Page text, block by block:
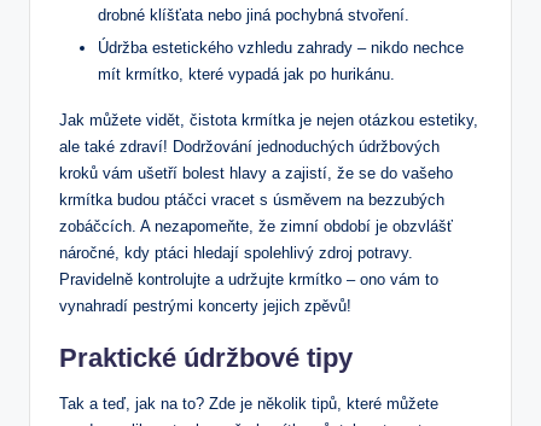
drobné klíšťata nebo jiná pochybná stvoření.
Údržba estetického vzhledu zahrady – nikdo nechce
mít krmítko, které vypadá jak po hurikánu.
Jak můžete vidět, čistota krmítka je nejen otázkou estetiky,
ale také zdraví! Dodržování jednoduchých údržbových
kroků vám ušetří bolest hlavy a zajistí, že se do vašeho
krmítka budou ptáčci vracet s úsměvem na bezzubých
zobáčcích. A nezapomeňte, že zimní období je obzvlášť
náročné, kdy ptáci hledají spolehlivý zdroj potravy.
Pravidelně kontrolujte a udržujte krmítko – ono vám to
vynahradí pestrými koncerty jejich zpěvů!
Praktické údržbové tipy
Tak a teď, jak na to? Zde je několik tipů, které můžete